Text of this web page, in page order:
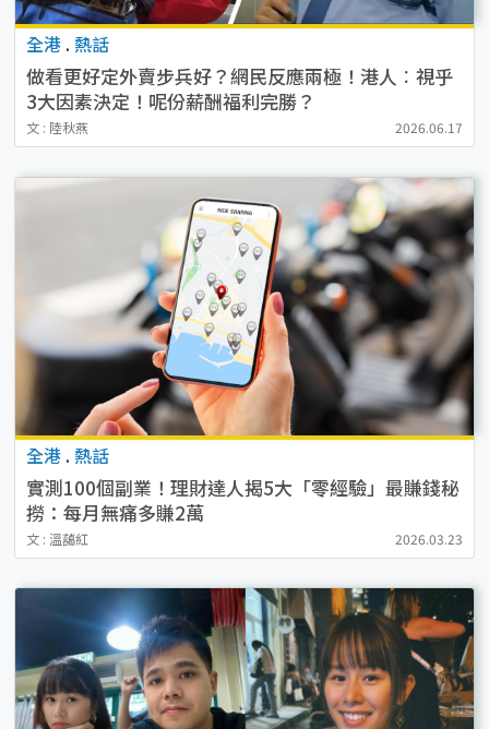
全港 . 熱話
做看更好定外賣步兵好？網民反應兩極！港人︰視乎
3大因素決定！呢份薪酬福利完勝？
文 : 陸秋燕 2026.06.17
全港 . 熱話
實測100個副業！理財達人揭5大「零經驗」最賺錢秘
撈：每月無痛多賺2萬
文 : 溫藹紅 2026.03.23